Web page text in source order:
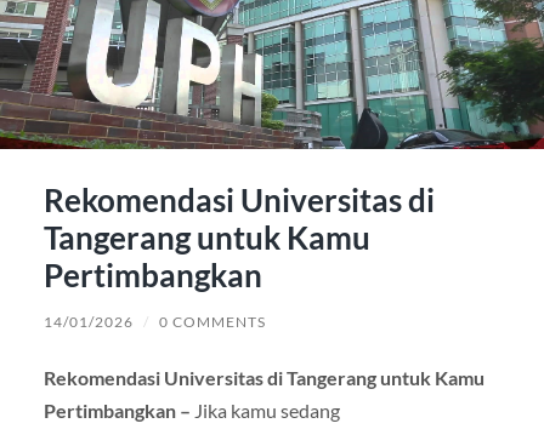
Rekomendasi Universitas di
Tangerang untuk Kamu
Pertimbangkan
14/01/2026 / 0 COMMENTS
Rekomendasi Universitas di Tangerang untuk Kamu
Pertimbangkan – Jika kamu sedang